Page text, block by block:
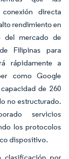
directa
rendimiento en
del mercado de
Filipinas para
rápidamente a
como Google
de 260
no estructurado.
servicios
los protocolos
dispositivo.